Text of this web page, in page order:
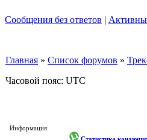
Сообщения без ответов |
Главная » Список форумов »
Часовой пояс: UTC
Информация